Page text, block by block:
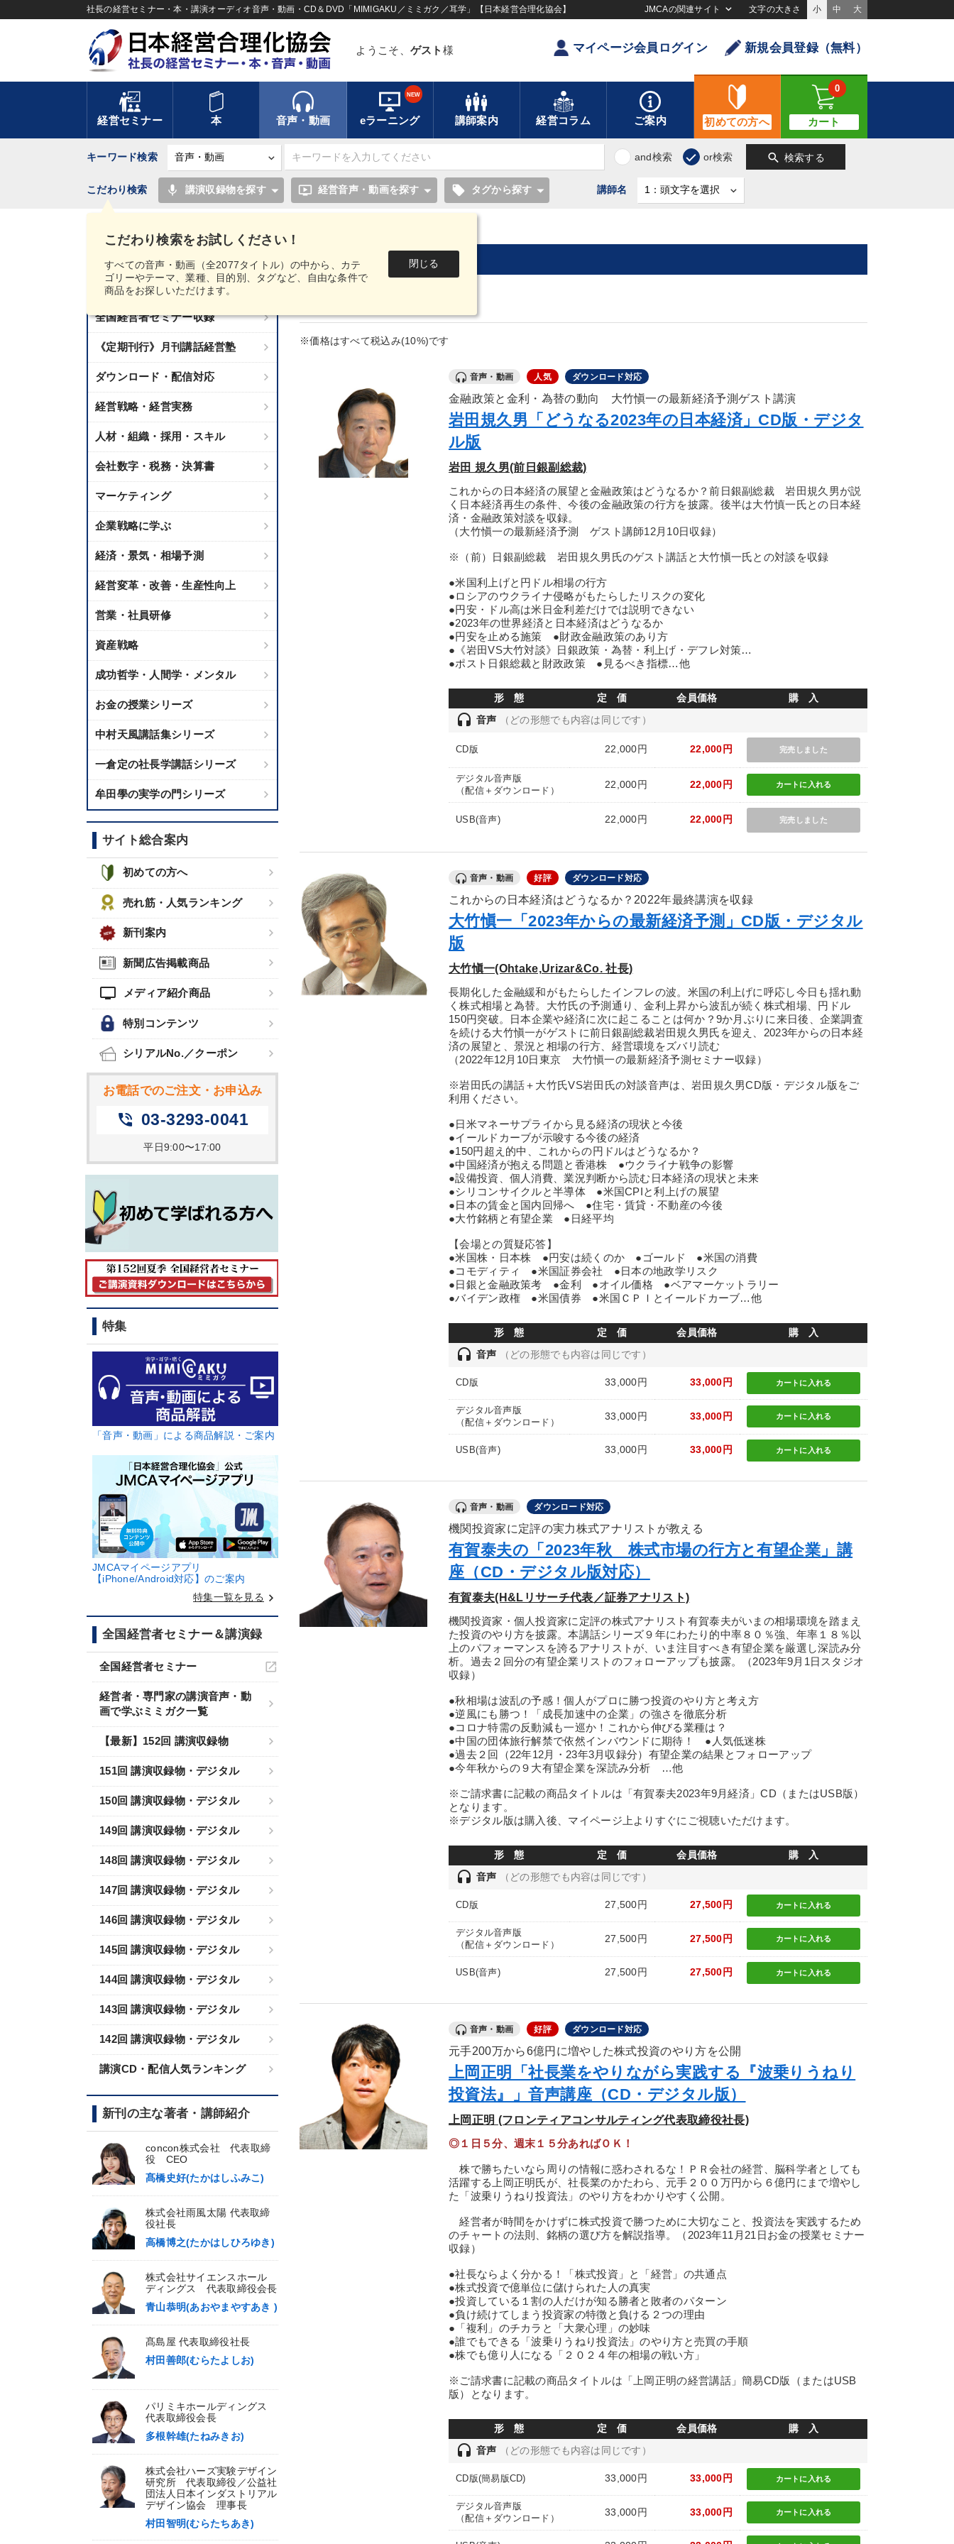
社長の経営セミナー・本・講演オーディオ音声・動画・CD＆DVD「MIMIGAKU／ミミガク／耳学」【日本経営合理化協会】 JMCAの関連サイト 文字の大きさ 小 中 大
ようこそ、 ゲスト 様 マイページ会員ログイン 新規会員登録（無料）
経営セミナー 本 音声・動画 eラーニング
NEW
講師案内 経営コラム ご案内 初めての方へ カート
0
キーワード検索 and検索 or検索 search 検索する
こだわり検索をお試しください！
すべての音声・動画（全2077タイトル）の中から、カテ
ゴリーやテーマ、業種、目的別、タグなど、自由な条件で
商品をお探しいただけます。
閉じる
こだわり検索 mic 講演収録物を探す ondemand_video 経営音声・動画を探す local_offer タグから探す 講師名
講話音声・動画カテゴリー
新刊音声・動画のご案内
全国経営者セミナー収録
《定期刊行》月刊講話経営塾
ダウンロード・配信対応
経営戦略・経営実務
人材・組織・採用・スキル
会社数字・税務・決算書
マーケティング
企業戦略に学ぶ
経済・景気・相場予測
経営変革・改善・生産性向上
営業・社員研修
資産戦略
成功哲学・人間学・メンタル
お金の授業シリーズ
中村天風講話集シリーズ
一倉定の社長学講話シリーズ
牟田學の実学の門シリーズ
サイト総合案内
初めての方へ
売れ筋・人気ランキング
新刊案内
新聞広告掲載商品
tv メディア紹介商品
特別コンテンツ
シリアルNo.／クーポン
お電話でのご注文・お申込み
phone_in_talk 03-3293-0041
平日9:00〜17:00
特集
「音声・動画」による商品解説・ご案内
JMCAマイページアプリ
【iPhone/Android対応】のご案内
特集一覧を見る keyboard_arrow_right
全国経営者セミナー＆講演録
全国経営者セミナー
経営者・専門家の講演音声・動
画で学ぶミミガク一覧
【最新】152回 講演収録物
151回 講演収録物・デジタル
150回 講演収録物・デジタル
149回 講演収録物・デジタル
148回 講演収録物・デジタル
147回 講演収録物・デジタル
146回 講演収録物・デジタル
145回 講演収録物・デジタル
144回 講演収録物・デジタル
143回 講演収録物・デジタル
142回 講演収録物・デジタル
講演CD・配信人気ランキング
新刊の主な著者・講師紹介
concon株式会社 代表取締
役 CEO
髙橋史好(たかはしふみこ)
株式会社雨風太陽 代表取締
役社長
高橋博之(たかはしひろゆき)
株式会社サイエンスホール
ディングス 代表取締役会長
青山恭明(あおやまやすあき )
髙島屋 代表取締役社長
村田善郎(むらたよしお)
パリミキホールディングス
代表取締役会長
多根幹雄(たねみきお)
株式会社ハーズ実験デザイン
研究所 代表取締役／公益社
団法人日本インダストリアル
デザイン協会 理事長
村田智明(むらたちあき)
経済・景気・相場予測
※価格はすべて税込み(10%)です
音声・動画 人気 ダウンロード対応
金融政策と金利・為替の動向 大竹愼一の最新経済予測ゲスト講演
岩田規久男「どうなる2023年の日本経済」CD版・デジタ
ル版
岩田 規久男(前日銀副総裁)
これからの日本経済の展望と金融政策はどうなるか？前日銀副総裁 岩田規久男が説
く日本経済再生の条件、今後の金融政策の行方を披露。後半は大竹慎一氏との日本経
済・金融政策対談を収録。
（大竹愼一の最新経済予測 ゲスト講師12月10日収録）
※（前）日銀副総裁 岩田規久男氏のゲスト講話と大竹愼一氏との対談を収録
●米国利上げと円ドル相場の行方
●ロシアのウクライナ侵略がもたらしたリスクの変化
●円安・ドル高は米日金利差だけでは説明できない
●2023年の世界経済と日本経済はどうなるか
●円安を止める施策 ●財政金融政策のあり方
●《岩田VS大竹対談》日銀政策・為替・利上げ・デフレ対策…
●ポスト日銀総裁と財政政策 ●見るべき指標…他
形 態 定 価 会員価格 購 入
headset 音声 （どの形態でも内容は同じです）
CD版 22,000円 22,000円 完売しました
デジタル音声版
（配信＋ダウンロード）
22,000円 22,000円 カートに 入れる
USB(音声) 22,000円 22,000円 完売しました
音声・動画 好評 ダウンロード対応
これからの日本経済はどうなるか？2022年最終講演を収録
大竹愼一「2023年からの最新経済予測」CD版・デジタル
版
大竹愼一(Ohtake,Urizar&Co. 社長)
長期化した金融緩和がもたらしたインフレの波。米国の利上げに呼応し今日も揺れ動
く株式相場と為替。大竹氏の予測通り、金利上昇から波乱が続く株式相場、円ドル
150円突破。日本企業や経済に次に起こることは何か？9か月ぶりに来日後、企業調査
を続ける大竹愼一がゲストに前日銀副総裁岩田規久男氏を迎え、2023年からの日本経
済の展望と、景況と相場の行方、経営環境をズバリ読む
（2022年12月10日東京 大竹愼一の最新経済予測セミナー収録）
※岩田氏の講話＋大竹氏VS岩田氏の対談音声は、岩田規久男CD版・デジタル版をご
利用ください。
●日米マネーサプライから見る経済の現状と今後
●イールドカーブが示唆する今後の経済
●150円超え的中、これからの円ドルはどうなるか？
●中国経済が抱える問題と香港株 ●ウクライナ戦争の影響
●設備投資、個人消費、業況判断から読む日本経済の現状と未来
●シリコンサイクルと半導体 ●米国CPIと利上げの展望
●日本の賃金と国内回帰へ ●住宅・賃貸・不動産の今後
●大竹銘柄と有望企業 ●日経平均
【会場との質疑応答】
●米国株・日本株 ●円安は続くのか ●ゴールド ●米国の消費
●コモディティ ●米国証券会社 ●日本の地政学リスク
●日銀と金融政策考 ●金利 ●オイル価格 ●ベアマーケットラリー
●バイデン政権 ●米国債券 ●米国ＣＰＩとイールドカーブ…他
形 態 定 価 会員価格 購 入
headset 音声 （どの形態でも内容は同じです）
CD版 33,000円 33,000円 カートに 入れる
デジタル音声版
（配信＋ダウンロード）
33,000円 33,000円 カートに 入れる
USB(音声) 33,000円 33,000円 カートに 入れる
音声・動画 ダウンロード対応
機関投資家に定評の実力株式アナリストが教える
有賀泰夫の「2023年秋 株式市場の行方と有望企業」講
座（CD・デジタル版対応）
有賀泰夫(H&Lリサーチ代表／証券アナリスト)
機関投資家・個人投資家に定評の株式アナリスト有賀泰夫がいまの相場環境を踏まえ
た投資のやり方を披露。本講話シリーズ９年にわたり的中率８０％強、年率１８％以
上のパフォーマンスを誇るアナリストが、いま注目すべき有望企業を厳選し深読み分
析。過去２回分の有望企業リストのフォローアップも披露。（2023年9月1日スタジオ
収録）
●秋相場は波乱の予感！個人がプロに勝つ投資のやり方と考え方
●逆風にも勝つ！「成長加速中の企業」の強さを徹底分析
●コロナ特需の反動減も一巡か！これから伸びる業種は？
●中国の団体旅行解禁で依然インバウンドに期待！ ●人気低迷株
●過去２回（22年12月・23年3月収録分）有望企業の結果とフォローアップ
●今年秋からの９大有望企業を深読み分析 …他
※ご請求書に記載の商品タイトルは「有賀泰夫2023年9月経済」CD（またはUSB版）
となります。
※デジタル版は購入後、マイページ上よりすぐにご視聴いただけます。
形 態 定 価 会員価格 購 入
headset 音声 （どの形態でも内容は同じです）
CD版 27,500円 27,500円 カートに 入れる
デジタル音声版
（配信＋ダウンロード）
27,500円 27,500円 カートに 入れる
USB(音声) 27,500円 27,500円 カートに 入れる
音声・動画 好評 ダウンロード対応
元手200万から6億円に増やした株式投資のやり方を公開
上岡正明「社長業をやりながら実践する『波乗りうねり
投資法』」音声講座（CD・デジタル版）
上岡正明 (フロンティアコンサルティング代表取締役社長)
◎１日５分、週末１５分あればＯＫ！
株で勝ちたいなら周りの情報に惑わされるな！ＰＲ会社の経営、脳科学者としても
活躍する上岡正明氏が、社長業のかたわら、元手２００万円から６億円にまで増やし
た「波乗りうねり投資法」のやり方をわかりやすく公開。
経営者が時間をかけずに株式投資で勝つために大切なこと、投資法を実践するため
のチャートの法則、銘柄の選び方を解説指導。（2023年11月21日お金の授業セミナー
収録）
●社長ならよく分かる！「株式投資」と「経営」の共通点
●株式投資で億単位に儲けられた人の真実
●投資している１割の人だけが知る勝者と敗者のパターン
●負け続けてしまう投資家の特徴と負ける２つの理由
●「複利」のチカラと「大衆心理」の妙味
●誰でもできる「波乗りうねり投資法」のやり方と売買の手順
●株でも億り人になる「２０２４年の相場の戦い方」
※ご請求書に記載の商品タイトルは「上岡正明の経営講話」簡易CD版（またはUSB
版）となります。
形 態 定 価 会員価格 購 入
headset 音声 （どの形態でも内容は同じです）
CD版(簡易版CD) 33,000円 33,000円 カートに 入れる
デジタル音声版
（配信＋ダウンロード）
33,000円 33,000円 カートに 入れる